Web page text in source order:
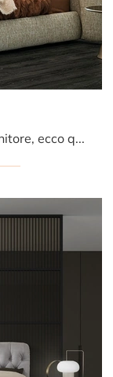
Se cerchi letti matrimoniali con contenitore, ecco qui il modello Richard in tessuto per completare la camera da letto.